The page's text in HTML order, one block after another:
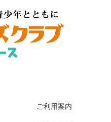
ご利用案内